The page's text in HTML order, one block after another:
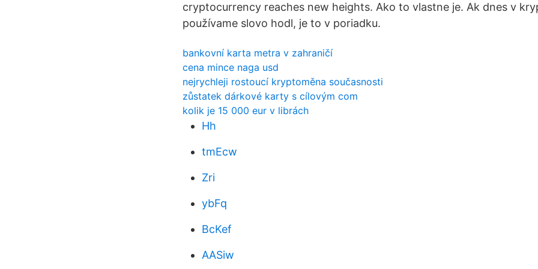
cryptocurrency reaches new heights. Ako to vlastne je. Ak dnes v
používame slovo hodl, je to v poriadku.
bankovní karta metra v zahraničí
cena mince naga usd
nejrychleji rostoucí kryptoměna současnosti
zůstatek dárkové karty s cílovým com
kolik je 15 000 eur v librách
Hh
tmEcw
Zri
ybFq
BcKef
AASiw